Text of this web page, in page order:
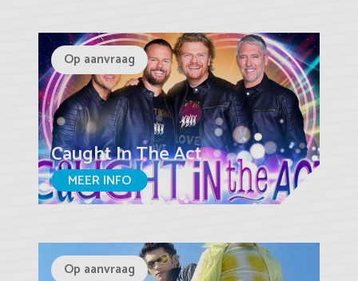
Op aanvraag
Caught In The Act
MEER INFO
Op aanvraag